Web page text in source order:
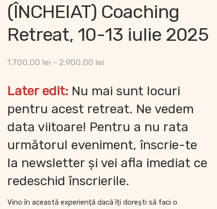
(ÎNCHEIAT) Coaching
Retreat, 10-13 iulie 2025
1.700,00 lei – 2.900,00 lei
Later edit: Nu mai sunt locuri
pentru acest retreat. Ne vedem
data viitoare! Pentru a nu rata
următorul eveniment, înscrie-te
la newsletter și vei afla imediat ce
redeschid înscrierile.
Vino în această experiență dacă îți dorești să faci o